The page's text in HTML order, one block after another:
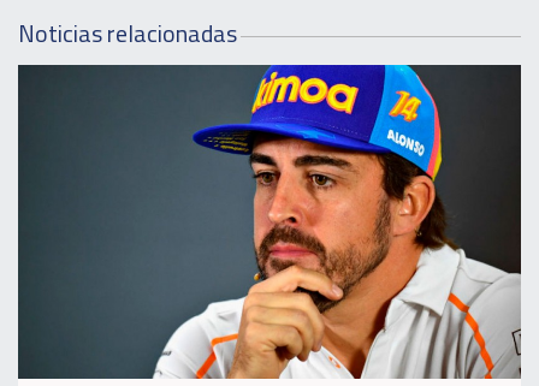
Noticias relacionadas